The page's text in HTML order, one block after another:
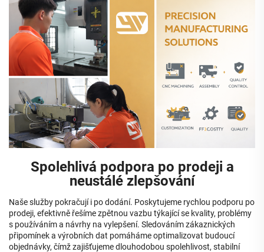
Spolehlivá podpora po prodeji a
neustálé zlepšování
Naše služby pokračují i po dodání. Poskytujeme rychlou podporu po
prodeji, efektivně řešíme zpětnou vazbu týkající se kvality, problémy
s používáním a návrhy na vylepšení. Sledováním zákaznických
připomínek a výrobních dat pomáháme optimalizovat budoucí
objednávky, čímž zajišťujeme dlouhodobou spolehlivost, stabilní